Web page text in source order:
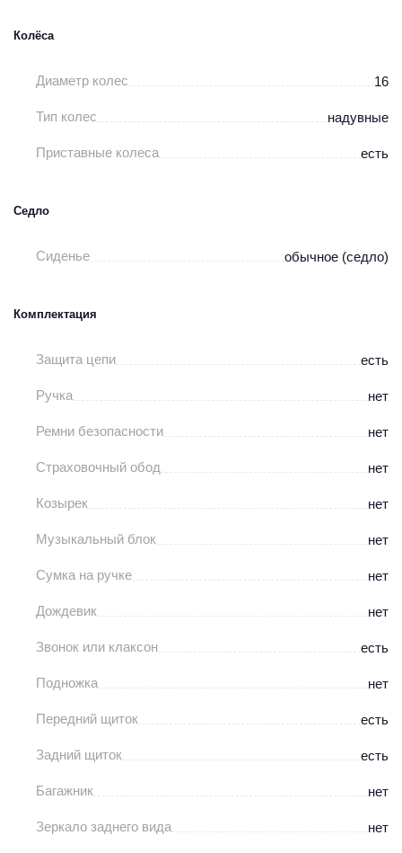
Колёса
Диаметр колес 16
Тип колес надувные
Приставные колеса есть
Седло
Сиденье обычное (седло)
Комплектация
Защита цепи есть
Ручка нет
Ремни безопасности нет
Страховочный обод нет
Козырек нет
Музыкальный блок нет
Сумка на ручке нет
Дождевик нет
Звонок или клаксон есть
Подножка нет
Передний щиток есть
Задний щиток есть
Багажник нет
Зеркало заднего вида нет